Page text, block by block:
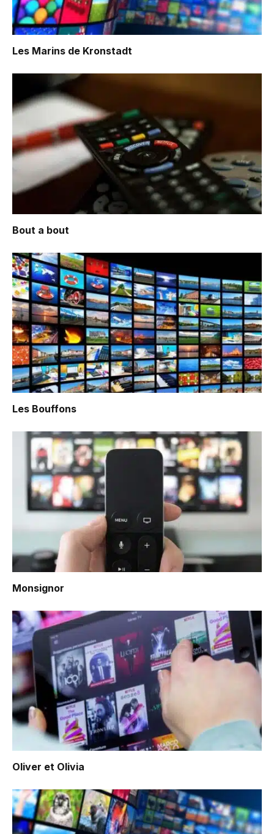
Les Marins de Kronstadt
Bout a bout
Les Bouffons
Monsignor
Oliver et Olivia